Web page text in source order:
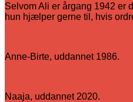
Selvom Ali er årgang 1942 er
hun hjælper gerne til, hvis
Anne-Birte, uddannet 1986.
Naaja, uddannet 2020.